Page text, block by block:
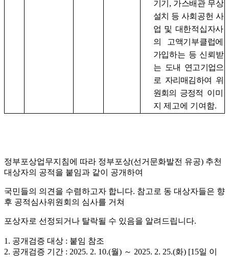
기기 , 가스배관 무상
설치 등 사회공헌 사
업 및 대한적십자사
의 고액기부클럽에
가입하는 등 신뢰 받
는 도내 연고기업으
로 자리매김하여 위
원회의 긍정적 이미
지 제고에 기여함.
정부포상업무지침에 따라 정부포상(선거문화발전 유공) 추천
대상자의 공적을 붙임과 같이 공개하여
국민들의 의견을 수렴하고자 합니다. 참고로 동 대상자들은 향
후 공적심사위원회의 심사를 거쳐
포상자로 선정되거나 탈락될 수 있음을 알려드립니다.
1. 공개검증 대상 : 붙임 참조
2. 공개검증 기간 : 2025. 2. 10.(월) ～ 2025. 2. 25.(화) [15일 이